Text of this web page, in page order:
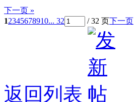
下一页 »
12345678910... 32 / 32 页下一页
返回列表